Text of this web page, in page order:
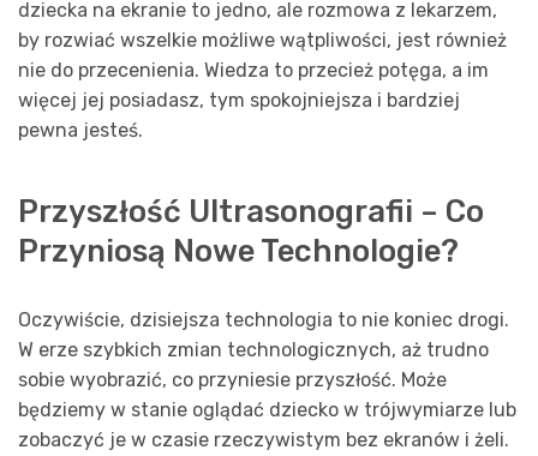
dziecka na ekranie to jedno, ale rozmowa z lekarzem,
by rozwiać wszelkie możliwe wątpliwości, jest również
nie do przecenienia. Wiedza to przecież potęga, a im
więcej jej posiadasz, tym spokojniejsza i bardziej
pewna jesteś.
Przyszłość Ultrasonografii – Co
Przyniosą Nowe Technologie?
Oczywiście, dzisiejsza technologia to nie koniec drogi.
W erze szybkich zmian technologicznych, aż trudno
sobie wyobrazić, co przyniesie przyszłość. Może
będziemy w stanie oglądać dziecko w trójwymiarze lub
zobaczyć je w czasie rzeczywistym bez ekranów i żeli.